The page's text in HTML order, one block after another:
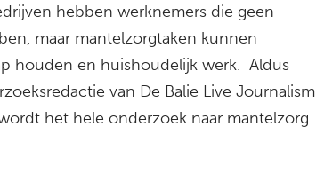
hebben werknemers die geen
maar mantelzorgtaken kunnen
houden en huishoudelijk werk. Aldus
van De Balie Live Journalism
het hele onderzoek naar mantelzorg